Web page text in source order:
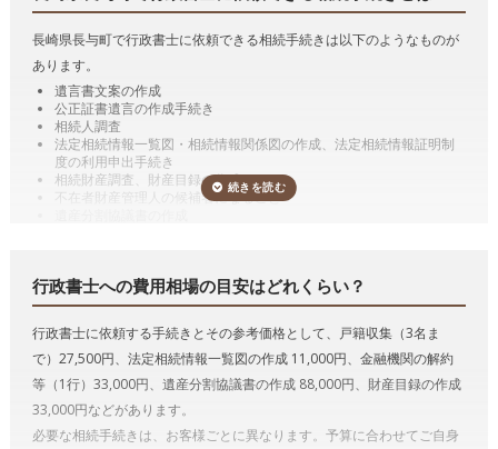
長崎県長与町で行政書士に依頼できる相続手続きは以下のようなものが
あります。
遺言書文案の作成
公正証書遺言の作成手続き
相続人調査
法定相続情報一覧図・相続情報関係図の作成、法定相続情報証明制
度の利用申出手続き
相続財産調査、財産目録の作成
不在者財産管理人の候補者になること
遺言の執行
遺言書作成のサポート、遺言の執行
行政書士は遺言者が決めた遺言内容に基づいて遺言書文案を作成するこ
とができます。
遺言には、公正証書遺言、自筆証書遺言及び秘密証書遺言の3つの方式
行政書士への費用相場の目安はどれくらい？
行政書士に依頼する手続きとその参考価格として、戸籍収集（3名ま
で）27,500円、法定相続情報一覧図の作成 11,000円、金融機関の解約
等（1行）33,000円、遺産分割協議書の作成 88,000円、財産目録の作成
33,000円などがあります。
必要な相続手続きは、お客様ごとに異なります。予算に合わせてご自身